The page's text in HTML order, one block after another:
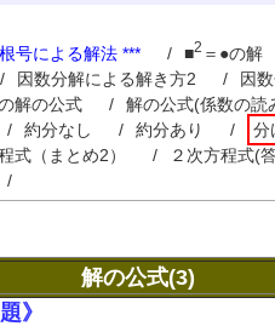
号による解法 *** / ■2 ＝●の解
/ 因数分解による解き方2 / 因
解の公式
/ 解の公式(係数の読
/ 約分なし / 約分あり / 分
式（まとめ2）
/ ２次方程式(
/
解の公式(3)
》